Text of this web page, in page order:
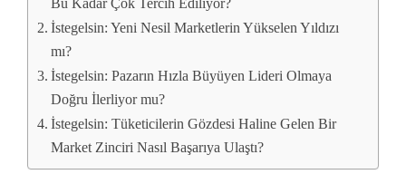
Bu Kadar Çok Tercih Ediliyor?
İstegelsin: Yeni Nesil Marketlerin Yükselen Yıldızı
mı?
İstegelsin: Pazarın Hızla Büyüyen Lideri Olmaya
Doğru İlerliyor mu?
İstegelsin: Tüketicilerin Gözdesi Haline Gelen Bir
Market Zinciri Nasıl Başarıya Ulaştı?